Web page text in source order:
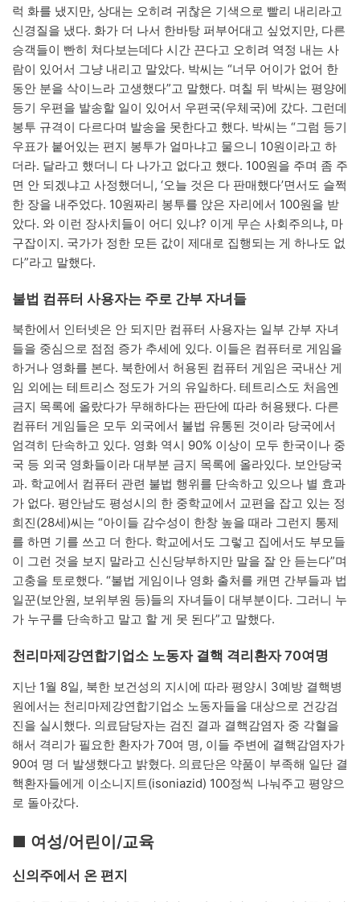
럭 화를 냈지만, 상대는 오히려 귀찮은 기색으로 빨리 내리라고
신경질을 냈다. 화가 더 나서 한바탕 퍼부어대고 싶었지만, 다른
승객들이 빤히 쳐다보는데다 시간 끈다고 오히려 역정 내는 사
람이 있어서 그냥 내리고 말았다. 박씨는 “너무 어이가 없어 한
동안 분을 삭이느라 고생했다”고 말했다. 며칠 뒤 박씨는 평양에
등기 우편을 발송할 일이 있어서 우편국(우체국)에 갔다. 그런데
봉투 규격이 다르다며 발송을 못한다고 했다. 박씨는 “그럼 등기
우표가 붙어있는 편지 봉투가 얼마냐고 물으니 10원이라고 하
더라. 달라고 했더니 다 나가고 없다고 했다. 100원을 주며 좀 주
면 안 되겠냐고 사정했더니, ‘오늘 것은 다 판매했다’면서도 슬쩍
한 장을 내주었다. 10원짜리 봉투를 앉은 자리에서 100원을 받
았다. 와 이런 장사치들이 어디 있냐? 이게 무슨 사회주의냐, 마
구잡이지. 국가가 정한 모든 값이 제대로 집행되는 게 하나도 없
다”라고 말했다.
불법 컴퓨터 사용자는 주로 간부 자녀들
북한에서 인터넷은 안 되지만 컴퓨터 사용자는 일부 간부 자녀
들을 중심으로 점점 증가 추세에 있다. 이들은 컴퓨터로 게임을
하거나 영화를 본다. 북한에서 허용된 컴퓨터 게임은 국내산 게
임 외에는 테트리스 정도가 거의 유일하다. 테트리스도 처음엔
금지 목록에 올랐다가 무해하다는 판단에 따라 허용됐다. 다른
컴퓨터 게임들은 모두 외국에서 불법 유통된 것이라 당국에서
엄격히 단속하고 있다. 영화 역시 90% 이상이 모두 한국이나 중
국 등 외국 영화들이라 대부분 금지 목록에 올라있다. 보안당국
과. 학교에서 컴퓨터 관련 불법 행위를 단속하고 있으나 별 효과
가 없다. 평안남도 평성시의 한 중학교에서 교편을 잡고 있는 정
희진(28세)씨는 “아이들 감수성이 한창 높을 때라 그런지 통제
를 하면 기를 쓰고 더 한다. 학교에서도 그렇고 집에서도 부모들
이 그런 것을 보지 말라고 신신당부하지만 말을 잘 안 듣는다”며
고충을 토로했다. “불법 게임이나 영화 출처를 캐면 간부들과 법
일꾼(보안원, 보위부원 등)들의 자녀들이 대부분이다. 그러니 누
가 누구를 단속하고 말고 할 게 못 된다”고 말했다.
천리마제강연합기업소 노동자 결핵 격리환자 70여명
지난 1월 8일, 북한 보건성의 지시에 따라 평양시 3예방 결핵병
원에서는 천리마제강연합기업소 노동자들을 대상으로 건강검
진을 실시했다. 의료담당자는 검진 결과 결핵감염자 중 각혈을
해서 격리가 필요한 환자가 70여 명, 이들 주변에 결핵감염자가
90여 명 더 발생했다고 밝혔다. 의료단은 약품이 부족해 일단 결
핵환자들에게 이소니지트(isoniazid) 100정씩 나눠주고 평양으
로 돌아갔다.
■ 여성/어린이/교육
신의주에서 온 편지